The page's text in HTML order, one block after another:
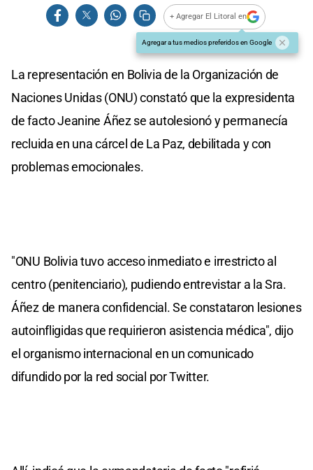
+ Agregar El Litoral en
Agregar a tus medios preferidos en Google
La representación en Bolivia de la Organización de
Naciones Unidas (ONU) constató que la expresidenta
de facto Jeanine Áñez se autolesionó y permanecía
recluida en una cárcel de La Paz, debilitada y con
problemas emocionales.
"ONU Bolivia tuvo acceso inmediato e irrestricto al
centro (penitenciario), pudiendo entrevistar a la Sra.
Áñez de manera confidencial. Se constataron lesiones
autoinfligidas que requirieron asistencia médica", dijo
el organismo internacional en un comunicado
difundido por la red social por Twitter.